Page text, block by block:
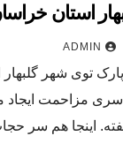
استان
ADMIN
پارک توی شهر
مزاحمت ایجاد
اینجا هم سر